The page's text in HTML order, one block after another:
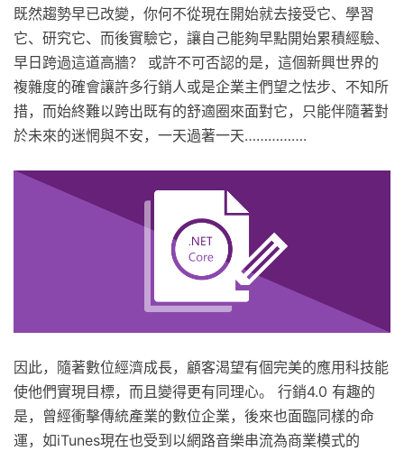
既然趨勢早已改變，你何不從現在開始就去接受它、學習
它、研究它、而後實驗它，讓自己能夠早點開始累積經驗、
早日跨過這道高牆？ 或許不可否認的是，這個新興世界的
複雜度的確會讓許多行銷人或是企業主們望之怯步、不知所
措，而始終難以跨出既有的舒適圈來面對它，只能伴隨著對
於未來的迷惘與不安，一天過著一天…………….
因此，隨著數位經濟成長，顧客渴望有個完美的應用科技能
使他們實現目標，而且變得更有同理心。 行銷4.0 有趣的
是，曾經衝擊傳統產業的數位企業，後來也面臨同樣的命
運，如iTunes現在也受到以網路音樂串流為商業模式的